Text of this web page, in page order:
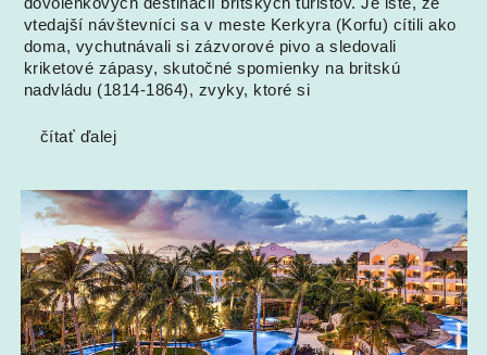
vtedajší návštevníci sa v meste Kerkyra (Korfu) cítili ako
doma, vychutnávali si zázvorové pivo a sledovali
kriketové zápasy, skutočné spomienky na britskú
nadvládu (1814-1864), zvyky, ktoré si
čítať ďalej